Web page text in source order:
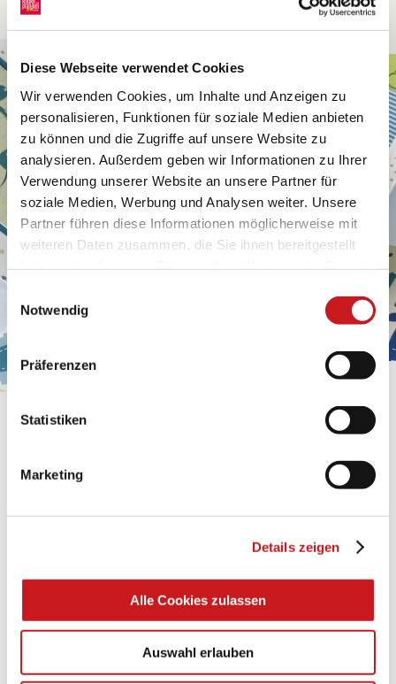
Diese Webseite verwendet Cookies
Wir verwenden Cookies, um Inhalte und Anzeigen zu
personalisieren, Funktionen für soziale Medien anbieten
zu können und die Zugriffe auf unsere Website zu
analysieren. Außerdem geben wir Informationen zu Ihrer
Verwendung unserer Website an unsere Partner für
soziale Medien, Werbung und Analysen weiter. Unsere
Partner führen diese Informationen möglicherweise mit
weiteren Daten zusammen, die Sie ihnen bereitgestellt
Datenschutzhinweisen
mehr darüber, wer wir sind, wie
personenbezogene Daten verarbeiten. Hier geht’s zum
Impressum.
Notwendig
Präferenzen
Statistiken
Marketing
Details zeigen
Alle Cookies zulassen
Auswahl erlauben
unübertroffen in der Wirkung. Probieren Sie es aus.
Zum Tipp
Zu allen Tipps